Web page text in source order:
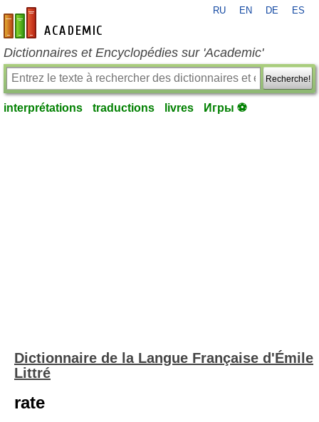
fr-academic.com
RU EN DE ES
Dictionnaires et Encyclopédies sur 'Academic'
Recherche!
interprétations traductions livres Игры ⚽
Dictionnaire de la Langue Française d'Émile
Littré
rate